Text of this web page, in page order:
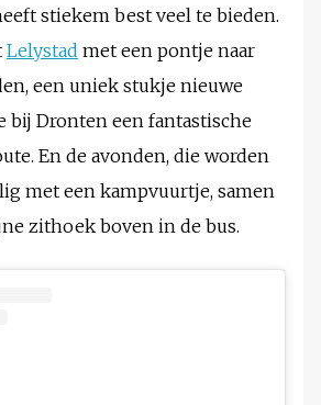
stiekem best veel te bieden.
Lelystad met een pontje naar
een uniek stukje nieuwe
bij Dronten een fantastische
En de avonden, die worden
met een kampvuurtje, samen
zithoek boven in de bus.